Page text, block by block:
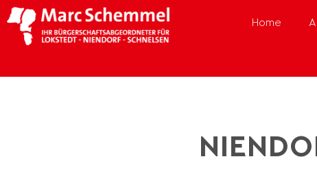
Home